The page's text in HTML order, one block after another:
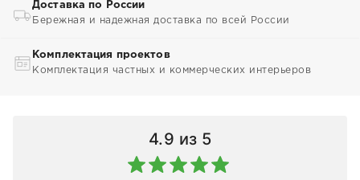
Доставка по России
Бережная и надежная доставка по всей России
Комплектация проектов
Комплектация частных и коммерческих интерьеров
4.9 из 5